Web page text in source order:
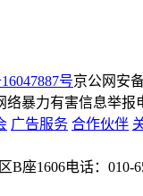
号京公网安
暴力有害信息举报
广告服务 合作伙伴
B座1606电话：010-